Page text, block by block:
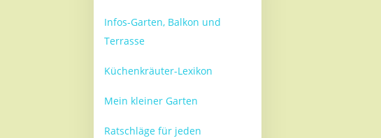
Infos-Garten, Balkon und
Terrasse
Küchenkräuter-Lexikon
Mein kleiner Garten
Ratschläge für jeden